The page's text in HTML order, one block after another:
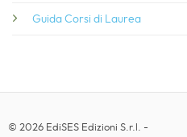
Guida Corsi di Laurea
© 2026 EdiSES Edizioni S.r.l. -